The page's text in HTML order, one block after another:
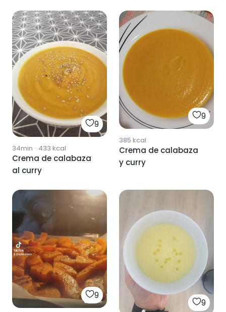
9
34min · 433 kcal
Crema de calabaza
al curry
9
385 kcal
Crema de calabaza
y curry
9
9